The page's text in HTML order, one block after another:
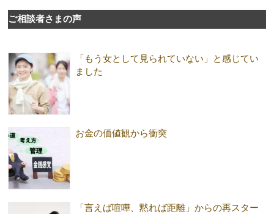
ご相談者さまの声
「もう女として見られていない」と感じてい
ました
お金の価値観から衝突
「言えば喧嘩、黙れば距離」からの再スター